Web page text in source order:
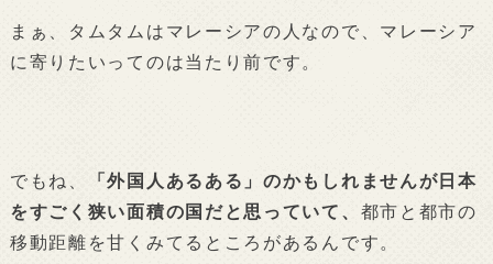
まぁ、タムタムはマレーシアの人なので、マレーシア
に寄りたいってのは当たり前です。
でもね、
「外国人あるある」のかもしれませんが日本
をすごく狭い面積の国だと思っていて、 都市と都市の
移動距離を甘くみてるところがあるんです。